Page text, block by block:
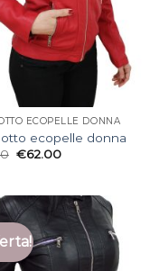
ECOPELLE DONNA
ecopelle donna
€62.00